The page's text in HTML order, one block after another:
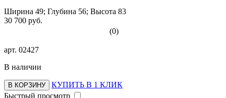
Ширина 49; Глубина 56; Высота 83
30 700 руб.
(0)
арт. 02427
В наличии
В КОРЗИНУ
КУПИТЬ В 1 КЛИК
Быстрый просмотр